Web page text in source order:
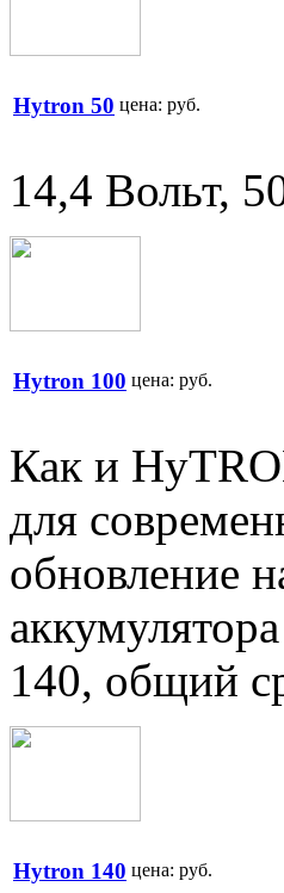
Hytron 50 цена: руб.
14,4 Вольт,
Hytron 100 цена: руб.
Как и
для
обновление
140, общий
Hytron 140 цена: руб.